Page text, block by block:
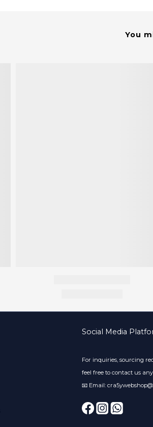
You
Social Media
For inquiries, sourcing
feel free to contact us
📧 Email: